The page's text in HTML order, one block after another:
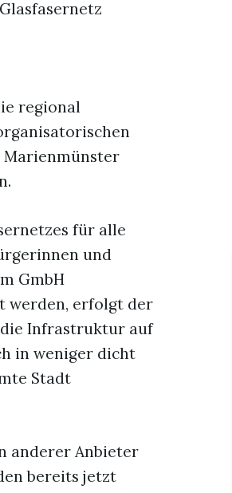
regional
Marienmünster
für alle
und
GmbH
werden, erfolgt der
die Infrastruktur auf
in weniger dicht
Stadt
anderer Anbieter
bereits jetzt